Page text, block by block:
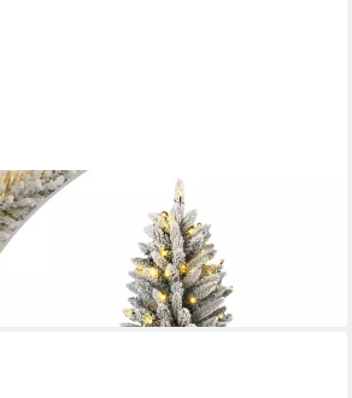
Weihnachtsbaum mit Schnee 300
bei dir